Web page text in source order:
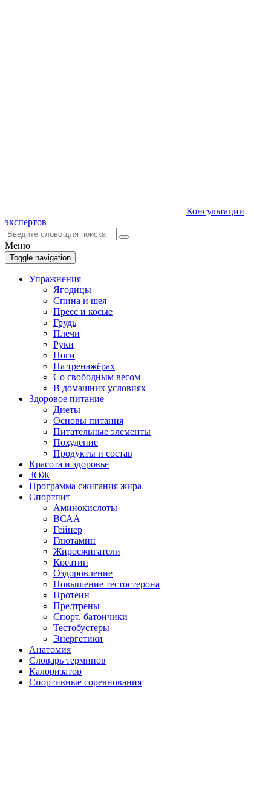
Консультации
экспертов
Меню
Toggle navigation
Упражнения
Ягодицы
Спина и шея
Пресс и косые
Грудь
Плечи
Руки
Ноги
На тренажёрах
Со свободным весом
В домашних условиях
Здоровое питание
Диеты
Основы питания
Питательные элементы
Похудение
Продукты и состав
Красота и здоровье
ЗОЖ
Программа сжигания жира
Спортпит
Аминокислоты
ВСАА
Гейнер
Глютамин
Жиросжигатели
Креатин
Оздоровление
Повышение тестостерона
Протеин
Предтрены
Спорт. батончики
Тестобустеры
Энергетики
Анатомия
Словарь терминов
Калоризатор
Спортивные соревнования